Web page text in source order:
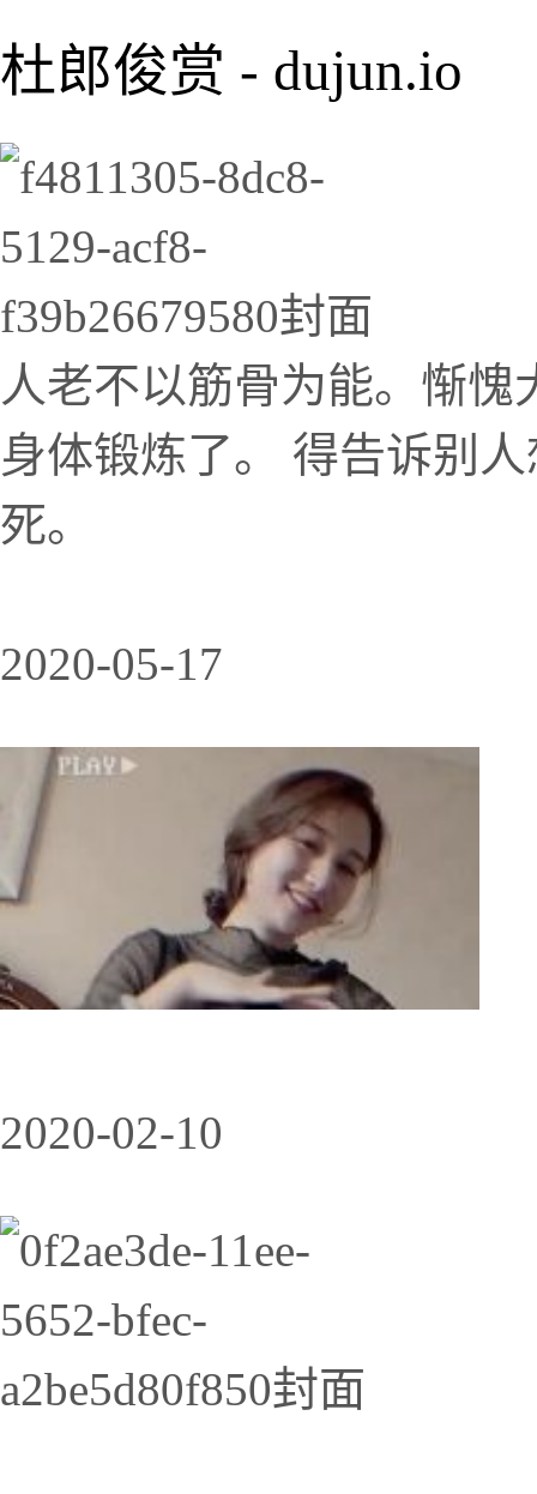
杜郎俊赏 - dujun.io
人老不以筋骨为能。惭
身体锻炼了。 得告诉别
死。
2020-05-17
2020-02-10